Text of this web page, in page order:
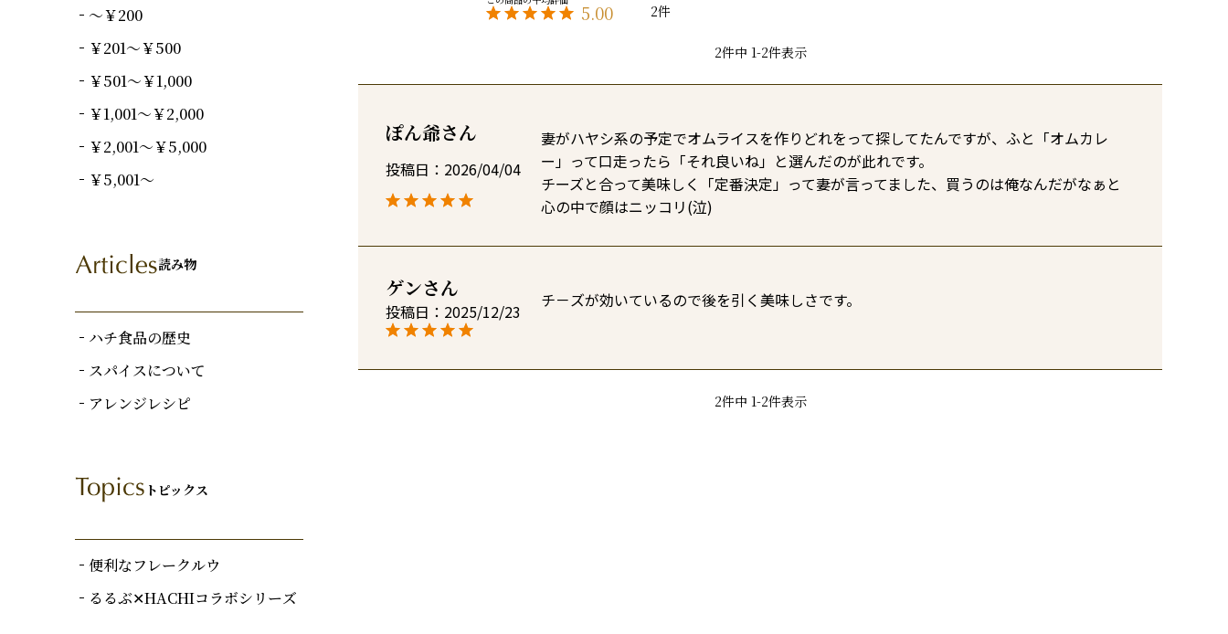
～￥200
￥201～￥500
￥501～￥1,000
￥1,001～￥2,000
￥2,001～￥5,000
￥5,001～
読み物
ハチ食品の歴史
スパイスについて
アレンジレシピ
トピックス
便利なフレークルウ
るるぶ✕HACHIコラボシリーズ
5.00 2
2件中 1-2件表示
ぽん爺
投稿日 2026/04/04
妻がハヤシ系の予定でオムライスを作りどれをって探してたんですが、ふと「オムカレ
ー」って口走ったら「それ良いね」と選んだのが此れです。
チーズと合って美味しく「定番決定」って妻が言ってました、買うのは俺なんだがなぁと
心の中で顔はニッコリ(泣)
ゲン
投稿日 2025/12/23
チ－ズが効いているので後を引く美味しさです。
2件中 1-2件表示